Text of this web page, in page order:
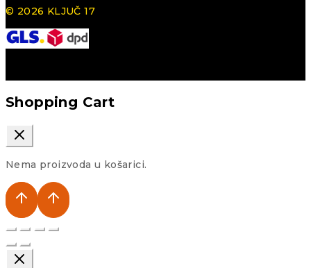
© 2026 KLJUČ 17
Shopping Cart
Nema proizvoda u košarici.